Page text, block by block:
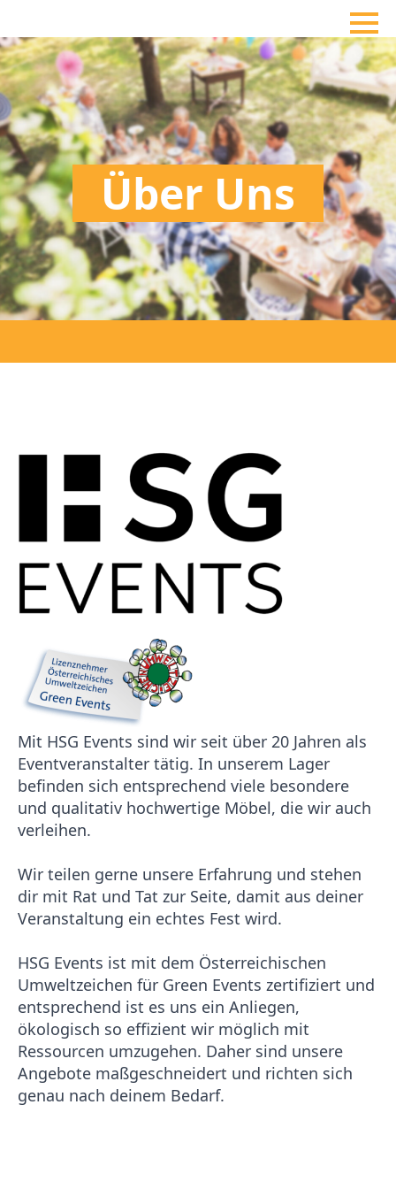
Über Uns
Mit HSG Events sind wir seit über 20 Jahren als
Eventveranstalter tätig. In unserem Lager
befinden sich entsprechend viele besondere
und qualitativ hochwertige Möbel, die wir auch
verleihen.
Wir teilen gerne unsere Erfahrung und stehen
dir mit Rat und Tat zur Seite, damit aus deiner
Veranstaltung ein echtes Fest wird.
HSG Events ist mit dem Österreichischen
Umweltzeichen für Green Events zertifiziert und
entsprechend ist es uns ein Anliegen,
ökologisch so effizient wir möglich mit
Ressourcen umzugehen. Daher sind unsere
Angebote maßgeschneidert und richten sich
genau nach deinem Bedarf.